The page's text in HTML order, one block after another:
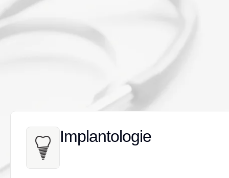
Implantologie
Implantologie